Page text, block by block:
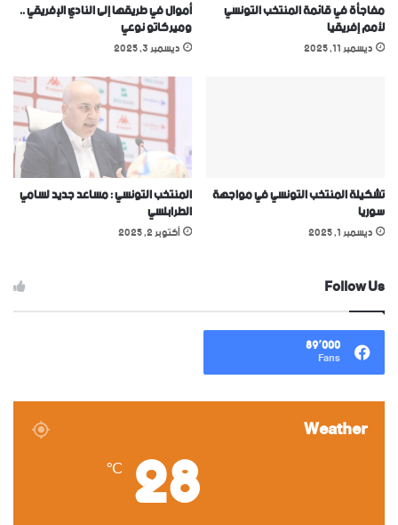
مفاجأة في قائمة المنتخب التونسي
ﻷمم إفريقيا
ديسمبر 11, 2025
أموال في طريقها إلى النادي الإفريقي ..
وميركاتو نوعي
ديسمبر 3, 2025
تشكيلة المنتخب التونسي في مواجهة
سوريا
ديسمبر 1, 2025
المنتخب التونسي : مساعد جديد لسامي
الطرابلسي
أكتوبر 2, 2025
Follow Us
89٬000
Fans
Weather
28
℃